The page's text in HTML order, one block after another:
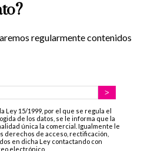
regularmente contenidos
Ley 15/1999, por el que se regula el
de los datos, se le informa que la
única la comercial. Igualmente le
derechos de acceso, rectificación,
en dicha Ley contactando con
electrónico.